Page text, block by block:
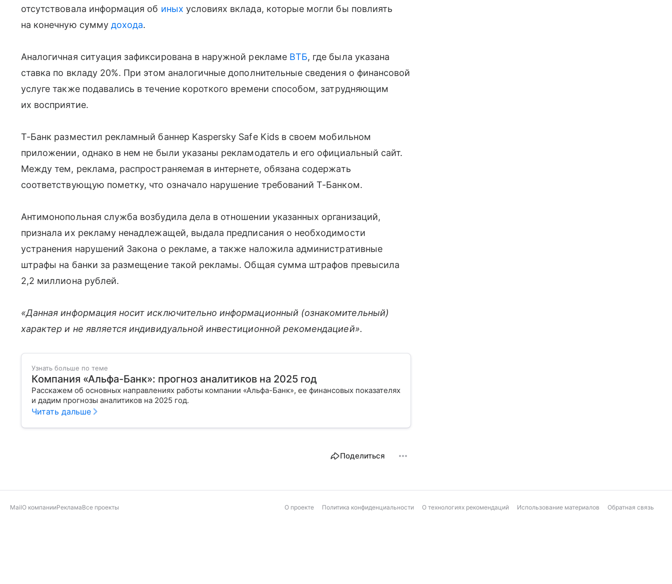
отсутствовала информация об иных условиях вклада, которые могли бы повлиять
на конечную сумму дохода.
Аналогичная ситуация зафиксирована в наружной рекламе ВТБ, где была указана
ставка по вкладу 20%. При этом аналогичные дополнительные сведения о финансовой
услуге также подавались в течение короткого времени способом, затрудняющим
их восприятие.
Т-Банк разместил рекламный баннер Kaspersky Safe Kids в своем мобильном
приложении, однако в нем не были указаны рекламодатель и его официальный сайт.
Между тем, реклама, распространяемая в интернете, обязана содержать
соответствующую пометку, что означало нарушение требований Т-Банком.
Антимонопольная служба возбудила дела в отношении указанных организаций,
признала их рекламу ненадлежащей, выдала предписания о необходимости
устранения нарушений Закона о рекламе, а также наложила административные
штрафы на банки за размещение такой рекламы. Общая сумма штрафов превысила
2,2 миллиона рублей.
«Данная информация носит исключительно информационный (ознакомительный)
характер и не является индивидуальной инвестиционной рекомендацией».
Узнать больше по теме
Компания «Альфа-Банк»: прогноз аналитиков на 2025 год
Расскажем об основных направлениях работы компании «Альфа-Банк», ее финансовых показателях
и дадим прогнозы аналитиков на 2025 год.
Читать дальше
Поделиться
MailО компанииРекламаВсе проекты О проекте Политика конфиденциальности О технологиях рекомендаций Использование материалов Обратная связь